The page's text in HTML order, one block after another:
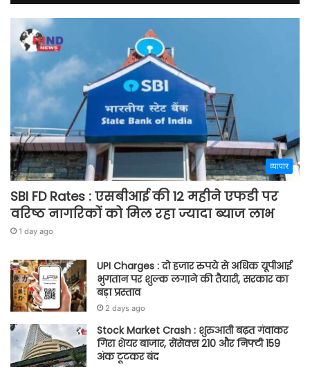
व्यापार
SBI FD Rates : एसबीआई की 12 महीने एफडी पर
वरिष्ठ नागरिकों को मिल रहा ज्यादा ब्याज लाभ
1 day ago
UPI Charges : दो हजार रुपये से अधिक यूपीआई
भुगतान पर शुल्क लगाने की तैयारी, सरकार का
बड़ा प्रस्ताव
2 days ago
Stock Market Crash : शुरुआती बढ़त गंवाकर
गिरा शेयर बाजार, सेंसेक्स 210 और निफ्टी 159
अंक टूटकर बंद